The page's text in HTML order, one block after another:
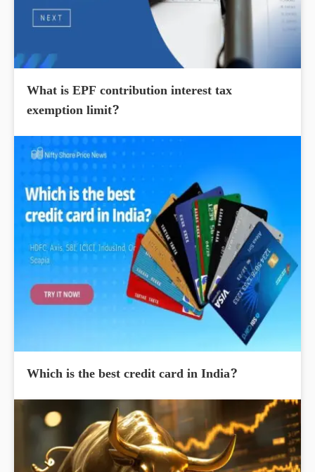
What is EPF contribution interest tax
exemption limit?
Which is the best credit card in India?